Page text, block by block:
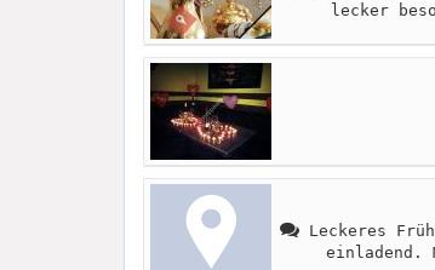
lecker
Leckeres
einladend.